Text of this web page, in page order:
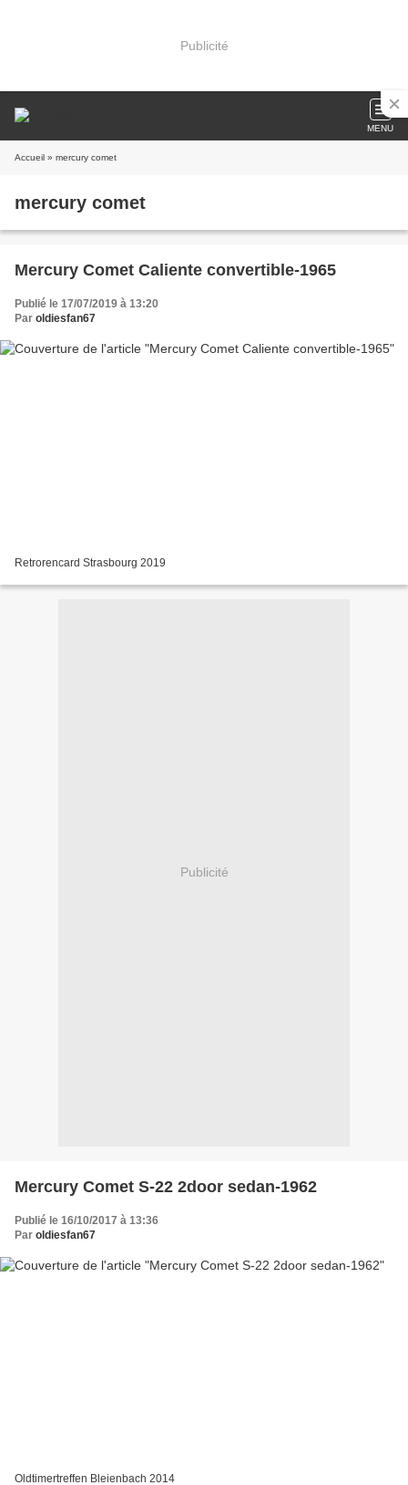
Publicité
MENU
Accueil » mercury comet
mercury comet
Mercury Comet Caliente convertible-1965
Publié le 17/07/2019 à 13:20
Par oldiesfan67
Retrorencard Strasbourg 2019
Publicité
Mercury Comet S-22 2door sedan-1962
Publié le 16/10/2017 à 13:36
Par oldiesfan67
Oldtimertreffen Bleienbach 2014